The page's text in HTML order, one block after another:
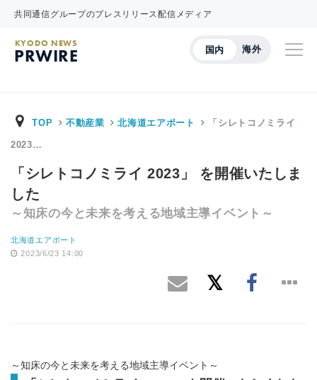
共同通信グループのプレスリリース配信メディア
国内 海外
KYODO NEWS
PRWIRE
TOP 不動産業 北海道エアポート 「シレトコノミライ
2023…
「シレトコノミライ 2023」 を開催いたしま
した
～知床の今と未来を考える地域主導イベント～
北海道エアポート
2023/6/23 14:00
～知床の今と未来を考える地域主導イベント～